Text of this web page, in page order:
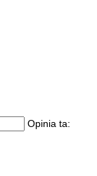
Opinia ta: